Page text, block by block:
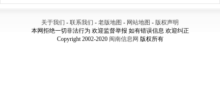
关于我们 - 联系我们 - 老版地图 - 网站地图 - 版权声明
本网拒绝一切非法行为 欢迎监督举报 如有错误信息 欢迎纠正
Copyright 2002-2020 闽南信息网 版权所有